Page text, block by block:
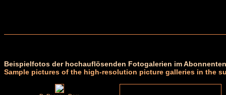
Beispielfotos der hochauflösenden Fotogalerien im
Sample pictures of the high-resolution picture galleries in the